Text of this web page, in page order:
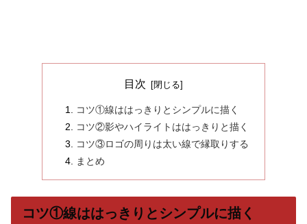
目次
コツ①線ははっきりとシンプルに描く
コツ②影やハイライトははっきりと描く
コツ③ロゴの周りは太い線で縁取りする
まとめ
コツ①線ははっきりとシンプルに描く